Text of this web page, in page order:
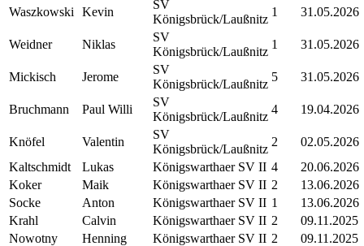
Waszkowski Kevin
SV
Königsbrück/Laußnitz
1 31.05.2026
Weidner Niklas
SV
Königsbrück/Laußnitz
1 31.05.2026
Mickisch Jerome
SV
Königsbrück/Laußnitz
5 31.05.2026
Bruchmann Paul Willi
SV
Königsbrück/Laußnitz
4 19.04.2026
Knöfel Valentin
SV
Königsbrück/Laußnitz
2
02.05.2026
Kaltschmidt
Lukas Königswarthaer SV II 4
20.06.2026
Koker
Maik Königswarthaer SV II 2
13.06.2026
Socke
Anton Königswarthaer SV II 1
13.06.2026
Krahl
Calvin Königswarthaer SV II 2
09.11.2025
Nowotny
Henning Königswarthaer SV II 2
09.11.2025